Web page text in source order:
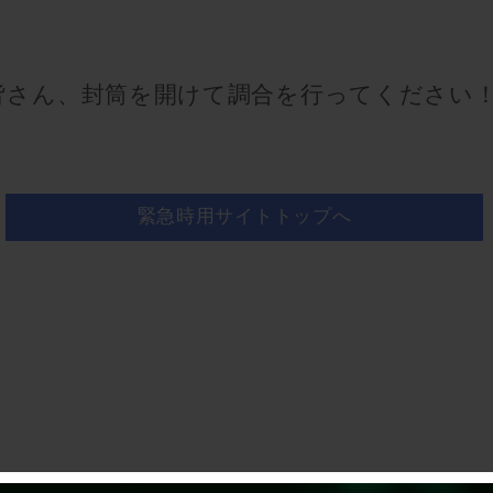
さん、封筒を開けて調合を行ってください
緊急時用サイトトップへ